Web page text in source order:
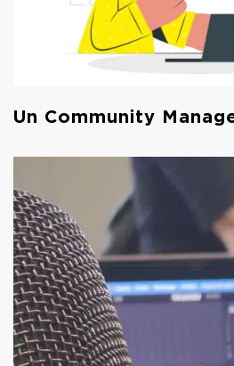
Un Community